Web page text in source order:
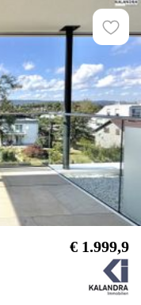
€ 1.999,9